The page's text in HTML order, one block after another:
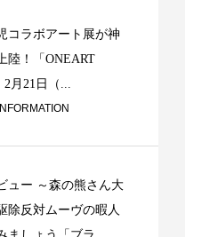
天使の都 / バンコク在住ギタリ
ストの日常 ①
コラボアート展が神
陸！「ONEART
2月21日（...
ュー ～森の熊さん大
除反対ムーヴの暇人